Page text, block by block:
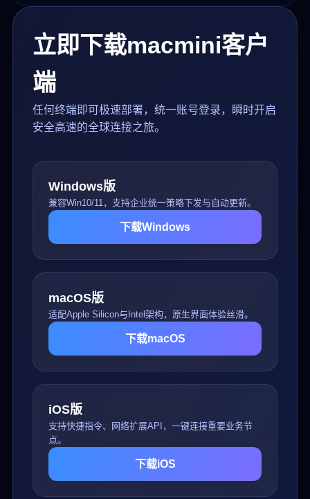
立即下载macmini客户
端
任何终端即可极速部署，统一账号登录，瞬时开启
安全高速的全球连接之旅。
Windows版
兼容Win10/11，支持企业统一策略下发与自动更新。
下载Windows
macOS版
适配Apple Silicon与Intel架构，原生界面体验丝滑。
下载macOS
iOS版
支持快捷指令、网络扩展API，一键连接重要业务节
点。
下载iOS